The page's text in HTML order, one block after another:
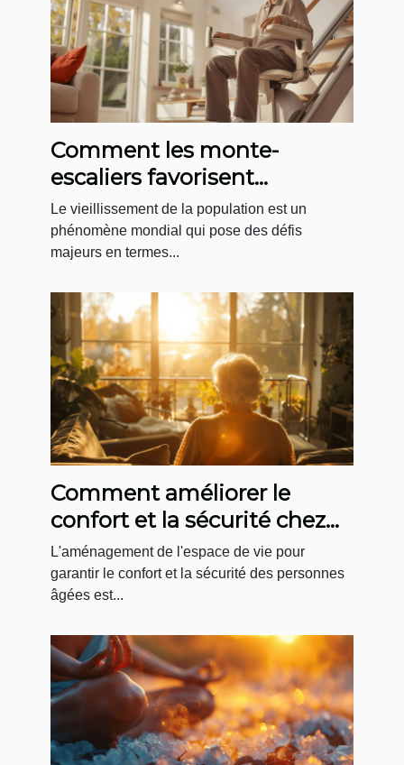
Comment les monte-
escaliers favorisent
l'autonomie des seniors
Le vieillissement de la population est un
phénomène mondial qui pose des défis
majeurs en termes...
Comment améliorer le
confort et la sécurité chez
les personnes âgées
L'aménagement de l'espace de vie pour
garantir le confort et la sécurité des personnes
âgées est...